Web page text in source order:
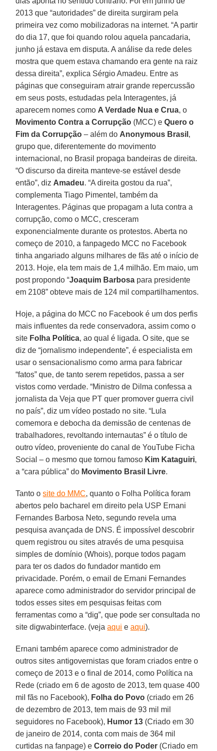
2013 que “autoridades” de direita surgiram pela
primeira vez como mobilizadoras na internet. “A partir
do dia 17, que foi quando rolou aquela pancadaria,
junho já estava em disputa. A análise da rede deles
mostra que quem estava chamando era gente na raiz
dessa direita”, explica Sérgio Amadeu. Entre as
páginas que conseguiram atrair grande repercussão
em seus posts, estudadas pela Interagentes, já
aparecem nomes como A Verdade Nua e Crua, o
Movimento Contra a Corrupção (MCC) eQuero o
Fim da Corrupção – além do Anonymous Brasil ,
grupo que, diferentemente do movimento
internacional, no Brasil propaga bandeiras de direita.
“O discurso da direita manteve-se estável desde
então”, diz Amadeu. “A direita gostou da rua”,
complementa Tiago Pimentel, também da
Interagentes. Páginas que propagam a luta contra a
corrupção, como o MCC, cresceram
exponencialmente durante os protestos. Aberta no
começo de 2010, a fanpagedo MCC no Facebook
tinha angariado alguns milhares de fãs até o início de
2013. Hoje, ela tem mais de 1,4 milhão. Em maio, um
post propondo “Joaquim Barbosa para presidente
em 2108” obteve mais de 124 mil compartilhamentos.
Hoje, a página do MCC no Facebook é um dos perfis
mais influentes da rede conservadora, assim como o
site Folha Política, ao qual é ligada. O site, que se
diz de “jornalismo independente”, é especialista em
usar o sensacionalismo como arma para fabricar
“fatos” que, de tanto serem repetidos, passa a ser
vistos como verdade. “Ministro de Dilma confessa a
jornalista da Veja que PT quer promover guerra civil
no país”, diz um vídeo postado no site. “Lula
comemora e debocha da demissão de centenas de
trabalhadores, revoltando internautas” é o título de
outro vídeo, proveniente do canal de YouTube Ficha
Social – o mesmo que tornou famoso Kim Kataguiri,
a “cara pública” do Movimento Brasil Livre.
Tanto osite do MMC, quanto o Folha Política foram
abertos pelo bacharel em direito pela USP Ernani
Fernandes Barbosa Neto, segundo revela uma
pesquisa avançada de DNS. É impossível descobrir
quem registrou ou sites através de uma pesquisa
simples de domínio (Whois), porque todos pagam
para ter os dados do fundador mantido em
privacidade. Porém, o email de Ernani Fernandes
aparece como administrador do servidor principal de
todos esses sites em pesquisas feitas com
ferramentas como a “dig”, que pode ser consultada no
site digwabinterface. (vejaaqui eaqui).
Ernani também aparece como administrador de
outros sites antigovernistas que foram criados entre o
começo de 2013 e o final de 2014, como Política na
Rede (criado em 6 de agosto de 2013, tem quase 400
mil fãs no Facebook), Folha do Povo (criado em 26
de dezembro de 2013, tem mais de 93 mil mil
seguidores no Facebook), Humor 13 (Criado em 30
de janeiro de 2014, conta com mais de 364 mil
curtidas na fanpage) eCorreio do Poder (Criado em